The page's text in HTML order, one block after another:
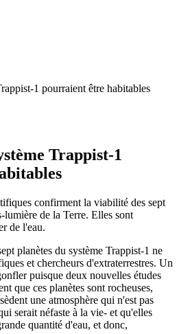
Trappist-1
confirment la viabilité des sept
lumière de la Terre. Elles sont
de l'eau.
planètes du système Trappist-1 ne
et chercheurs d'extraterrestres. Un
puisque deux nouvelles études
que ces planètes sont rocheuses,
une atmosphère qui n'est pas
serait néfaste à la vie- et qu'elles
quantité d'eau, et donc,